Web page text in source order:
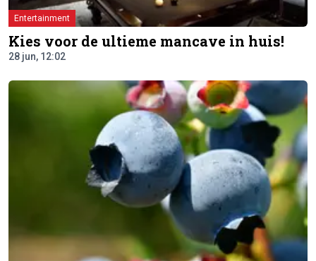
Entertainment
Kies voor de ultieme mancave in huis!
28 jun, 12:02